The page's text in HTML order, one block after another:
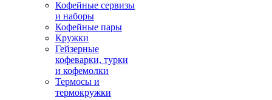
Кофейные сервизы
и наборы
Кофейные пары
Кружки
Гейзерные
кофеварки, турки
и кофемолки
Термосы и
термокружки